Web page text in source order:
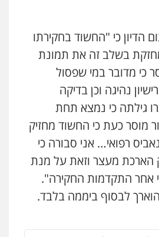
הדיון כי "החשוד בחקירתו
בשלב זה את תמונת
כי מדובר במי שפסול
נהיגה וכן בדיקה
גילתה כי נמצא תחת
מוסר כעת כי החשוד מחזיק
רפואי… אני סבורה כי
הארכת מעצר וזאת על מנת
אחר התקדמות החקירה".
לבסוף ביממה בלבד.